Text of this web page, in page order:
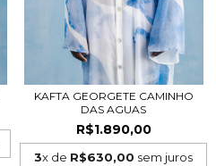
KAFTA GEORGETE CAMINHO
DAS AGUAS
R$1.890,00
3x de R$630,00 sem juros